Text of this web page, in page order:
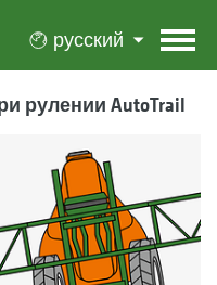
русский
рулении AutoTrail